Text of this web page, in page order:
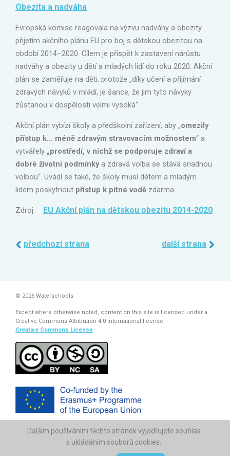
Obezita a nadváha
Evropská komise reagovala na výzvu nadváhy a obezity
přijetím akčního plánu EU pro boj s dětskou obezitou na
období 2014–2020. Cílem je přispět k zastavení nárůstu
nadváhy a obezity u dětí a mladých lidí do roku 2020. Akční
plán se zaměřuje na děti, protože „díky učení a přijímání
zdravých návyků v mládí, je šance, že jim tyto návyky
zůstanou v dospělosti velmi vysoká“.
Akční plán vybízí školy a předškolní zařízení, aby „omezily
přístup k… méně zdravým stravovacím možnostem“ a
vytvářely „prostředí, v nichž se podporuje zdraví a
dobré životní podmínkya zdravá volba se stává snadnou
volbou“. Uvádí se také, že školy musí dětem a mladým
lidem poskytnout přístup k pitné vodě zdarma.
Zdroj: EU Akční plán na dětskou obezitu 2014-2020
předchozí strana další strana
© 2026 Waterschools
Except where otherwise noted, content on this site is licensed under a
Creative Commons Attribution 4.0 International license
Creative Commons License
The European Commission support for the production of this
publication does not constitute endorsement of the contents which
Dalším používáním těchto stránek vyjadřujete souhlas
s ukládáním souborů cookies.